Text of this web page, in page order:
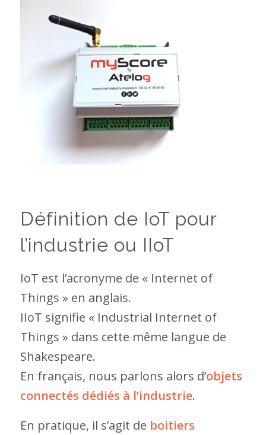
Définition de IoT pour
l’industrie ou IIoT
IoT est l’acronyme de « Internet of
Things » en anglais.
IIoT signifie « Industrial Internet of
Things » dans cette même langue de
Shakespeare.
En français, nous parlons alors d’objets
connectés dédiés à l’industrie.
En pratique, il s’agit de boitiers